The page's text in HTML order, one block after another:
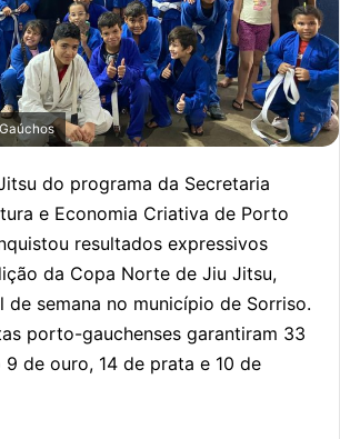
do programa da Secretaria
e Economia Criativa de Porto
resultados expressivos
da Copa Norte de Jiu Jitsu,
de semana no município de Sorriso.
porto-gauchenses garantiram 33
9 de ouro, 14 de prata e 10 de